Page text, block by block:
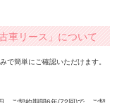
車リース」について
で簡単にご確認いただけます。